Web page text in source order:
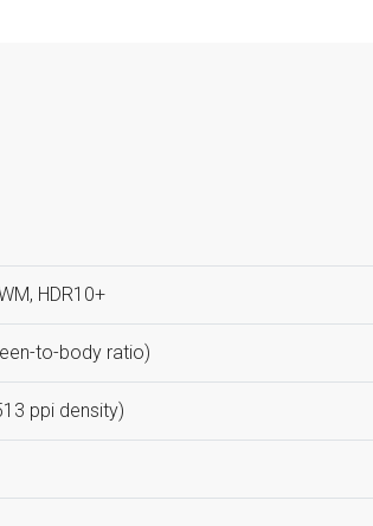
HDR10+
to-body ratio)
ppi density)